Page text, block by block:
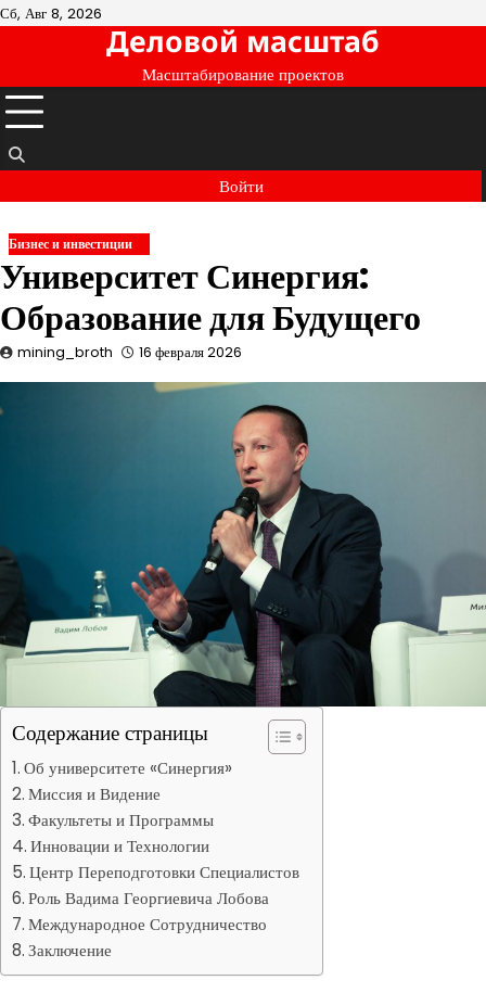
Перейти
Сб, Авг 8, 2026
Деловой масштаб
Масштабирование проектов
Войти
Бизнес и инвестиции
Университет Синергия:
Образование для Будущего
mining_broth 16 февраля 2026
Содержание страницы
Об университете «Синергия»
Миссия и Видение
Факультеты и Программы
Инновации и Технологии
Центр Переподготовки Специалистов
Роль Вадима Георгиевича Лобова
Международное Сотрудничество
Заключение